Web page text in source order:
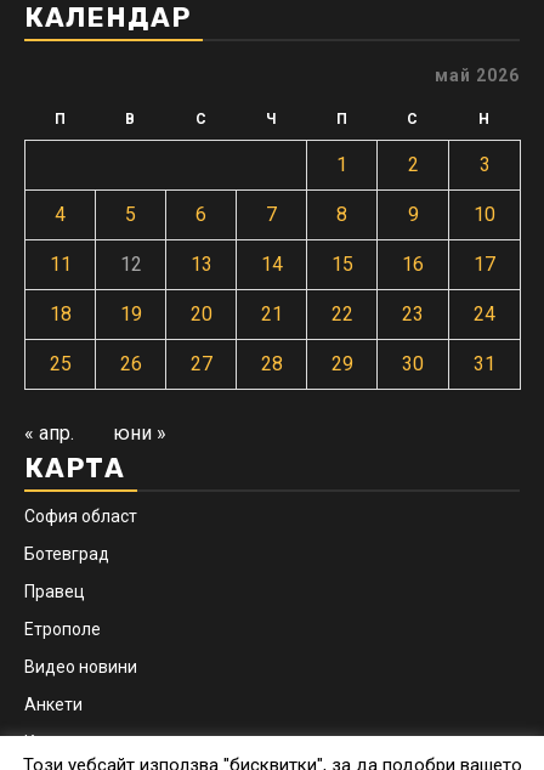
КАЛЕНДАР
май 2026
П В С Ч П С Н
1 2 3
4 5 6 7 8 9 10
11 12 13 14 15 16 17
18 19 20 21 22 23 24
25 26 27 28 29 30 31
« апр. юни »
КАРТА
София област
Ботевград
Правец
Етрополе
Видео новини
Анкети
Контакти
Този уебсайт използва "бисквитки", за да подобри вашето